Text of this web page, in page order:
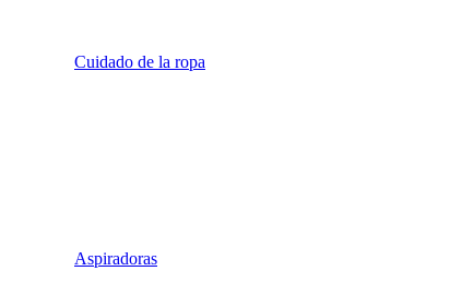
Cuidado de la ropa
Aspiradoras